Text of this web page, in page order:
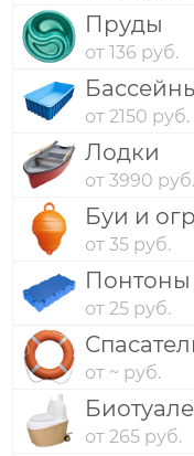
Пруды
от 136 руб.
от 2150 руб.
Лодки
от 3990 руб.
Буи и
от 35 руб.
от 25 руб.
от ~ руб.
от 265 руб.